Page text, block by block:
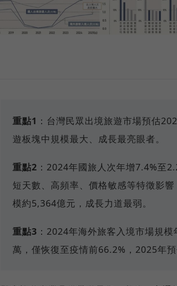
重點1 ：台灣民眾出境旅遊市場預估
遊板塊中規模最大、成長最亮眼者。
重點2 ：2024年國旅人次年增7.4%至
短天數、高頻率、價格敏感等特徵影
模約5,364億元，成長力道最弱。
重點3 ：2024年海外旅客入境市場規
萬，僅恢復至疫情前66.2%，2025年